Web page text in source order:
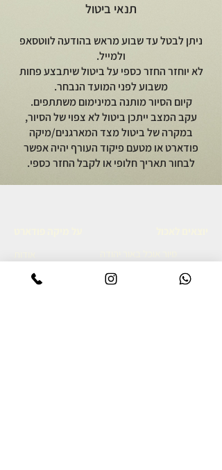
תנאי ביטול
ניתן לבטל עד שבוע מראש בהודעה לווטסאפ
ולמייל.
לא יוחזר החזר כספי על ביטול שיתבצע פחות
משבוע לפני המועד הנבחר.
קיום הסיור מותנה במינימום משתתפים.
עקב המצב ייתכן ביטול לא צפוי של הסיור,
במקרה של ביטול מצד המארגנים/מיקה
פודארט או מטעם פיקוד העורף יהיה אפשר
לבחור תאריך חלופי או לקבל החזר כספי.
מתכונים גאורגים סיור קולינרי ברמת הגולן